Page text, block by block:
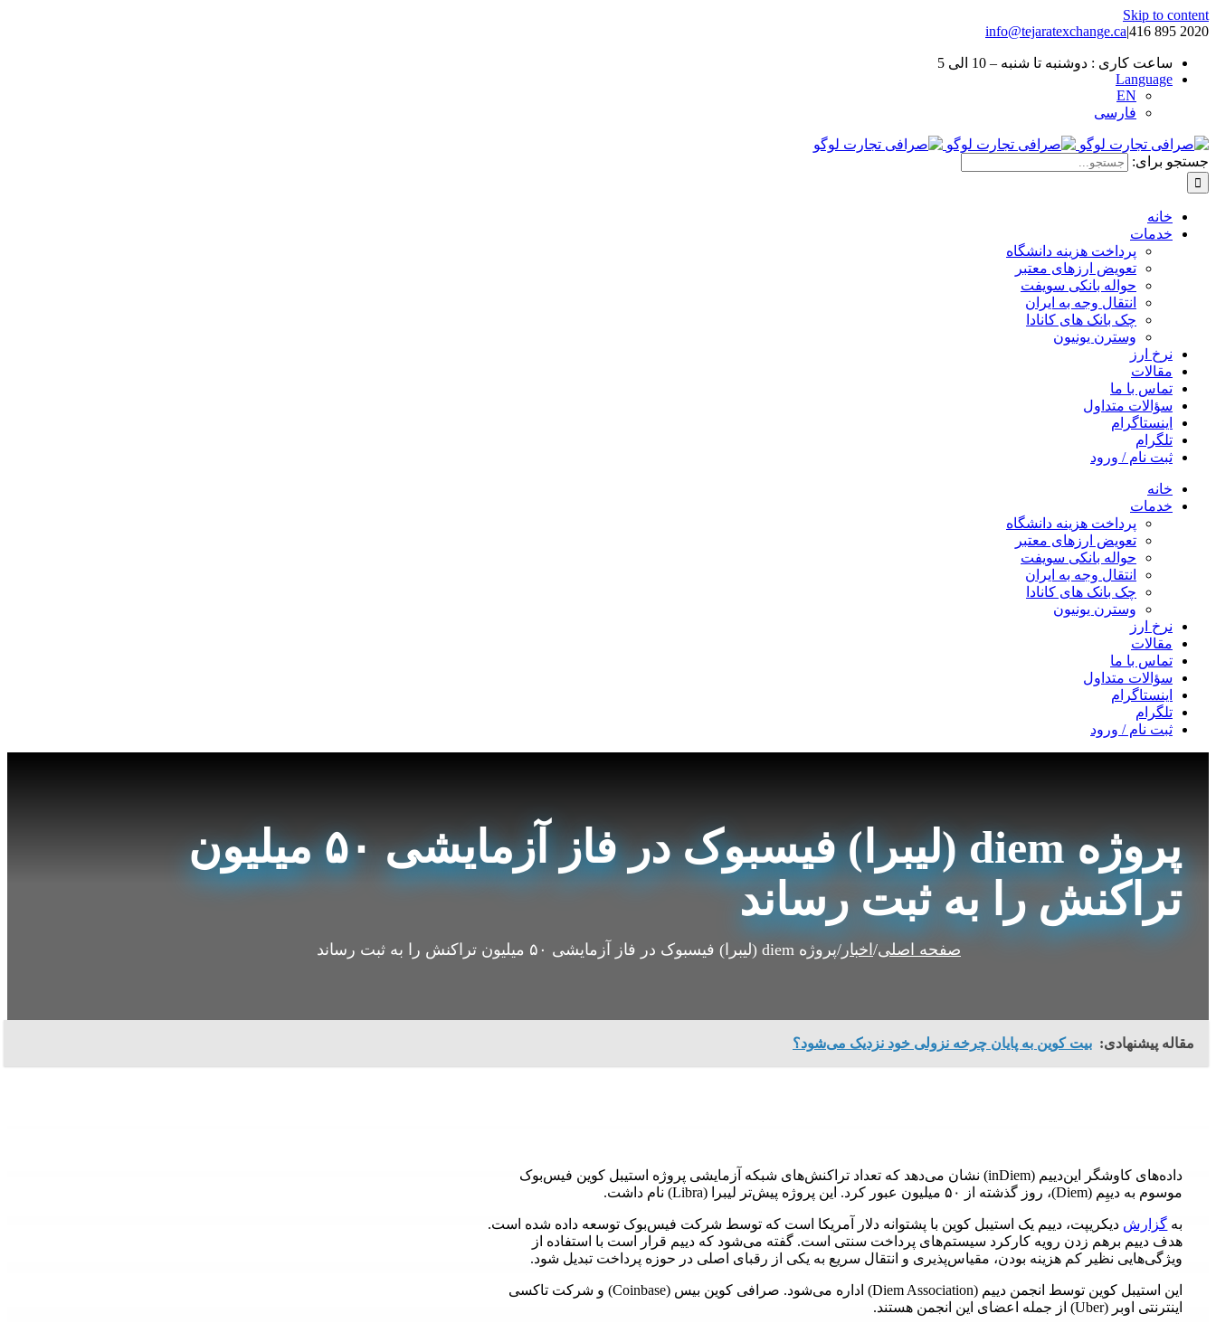
Skip to content
2020 895 416
|
info@tejaratexchange.ca
ساعت کاری : دوشنبه تا شنبه – 10 الی 5
Language
EN
فارسی
جستجو برای:
خانه
خدمات
پرداخت هزینه دانشگاه
تعویض ارزهای معتبر
حواله بانکی سویفت
انتقال وجه به ایران
چک بانک های کانادا
وسترن یونیون
نرخ ارز
مقالات
تماس با ما
سؤالات متداول
اینستاگرام
تلگرام
ثبت نام / ورود
خانه
خدمات
پرداخت هزینه دانشگاه
تعویض ارزهای معتبر
حواله بانکی سویفت
انتقال وجه به ایران
چک بانک های کانادا
وسترن یونیون
نرخ ارز
مقالات
تماس با ما
سؤالات متداول
اینستاگرام
تلگرام
ثبت نام / ورود
پروژه diem (لیبرا) فیسبوک در فاز آزمایشی ۵۰ میلیون
تراکنش را به ثبت رساند
صفحه اصلی/ اخبار /پروژه diem (لیبرا) فیسبوک در فاز آزمایشی ۵۰ میلیون تراکنش را به ثبت رساند
مقاله پیشنهادی: بیت کوین به پایان چرخه نزولی خود نزدیک می‌شود؟
داده‌های کاوشگر این‌دییم (inDiem) نشان می‌دهد که تعداد تراکنش‌های شبکه آزمایشی پروژه استیبل کوین فیس‌بوک
موسوم به دییِم (Diem)، روز گذشته از ۵۰ میلیون عبور کرد. این پروژه پیش‌تر لیبرا (Libra) نام داشت.
به گزارش دیکریپت، دییم یک استیبل کوین با پشتوانه دلار آمریکا است که توسط شرکت فیس‌بوک توسعه داده شده است.
هدف دییم برهم زدن رویه کارکرد سیستم‌های پرداخت سنتی است. گفته می‌شود که دییم قرار است با استفاده از
ویژگی‌هایی نظیر کم هزینه بودن، مقیاس‌پذیری و انتقال سریع به یکی از رقبای اصلی در حوزه پرداخت تبدیل شود.
این استیبل کوین توسط انجمن دییم (Diem Association) اداره می‌شود. صرافی کوین بیس (Coinbase) و شرکت تاکسی
اینترنتی اوبر (Uber) از جمله اعضای این انجمن هستند.